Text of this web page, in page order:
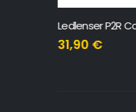
Ledlenser P2R
31,90 €